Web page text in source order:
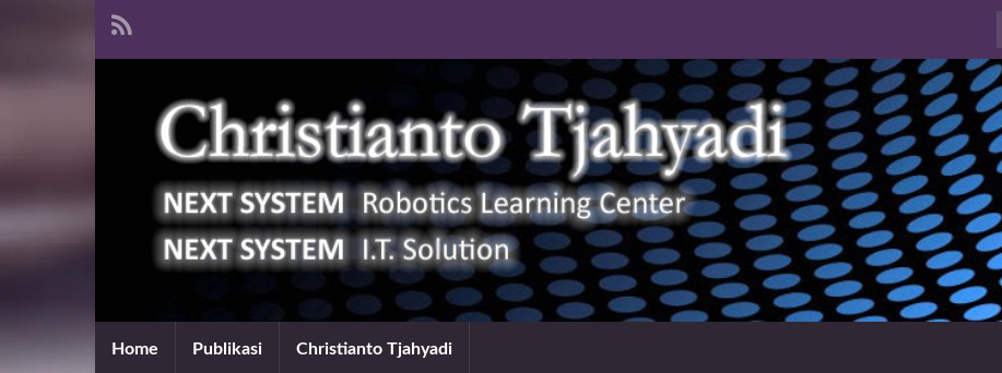
Home Publikasi Christianto Tjahyadi